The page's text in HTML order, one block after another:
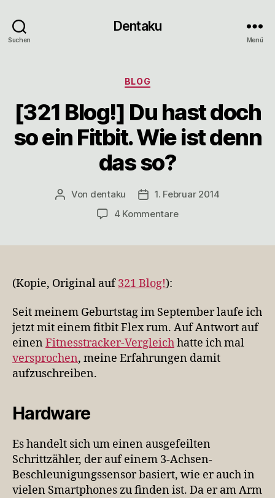
Suchen
Dentaku
Menü
Kategorien
BLOG
[321 Blog!] Du hast doch
so ein Fitbit. Wie ist denn
das so?
Beitragsautor
Von dentaku Veröffentlichungsdatum
1. Februar 2014
4 Kommentarezu
ein
Fitbit.
Wie
ist
denn
(Kopie, Original auf321 Blog!):
Seit meinem Geburtstag im September laufe ich
jetzt mit einem fitbit Flex rum. Auf Antwort auf
einen Fitnesstracker-Vergleichhatte ich mal
versprochen, meine Erfahrungen damit
aufzuschreiben.
Hardware
Es handelt sich um einen ausgefeilten
Schrittzähler, der auf einem 3-Achsen-
Beschleunigungssensor basiert, wie er auch in
vielen Smartphones zu finden ist. Da er am Arm